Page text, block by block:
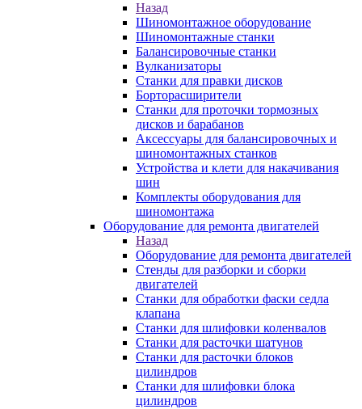
Назад
Шиномонтажное оборудование
Шиномонтажные станки
Балансировочные станки
Вулканизаторы
Станки для правки дисков
Борторасширители
Станки для проточки тормозных
дисков и барабанов
Аксессуары для балансировочных и
шиномонтажных станков
Устройства и клети для накачивания
шин
Комплекты оборудования для
шиномонтажа
Оборудование для ремонта двигателей
Назад
Оборудование для ремонта двигателей
Стенды для разборки и сборки
двигателей
Станки для обработки фаски седла
клапана
Станки для шлифовки коленвалов
Станки для расточки шатунов
Станки для расточки блоков
цилиндров
Станки для шлифовки блока
цилиндров